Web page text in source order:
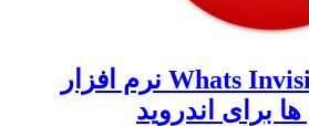
دانلود Whats Invisible v2.8.6 نرم افزار
اندروید